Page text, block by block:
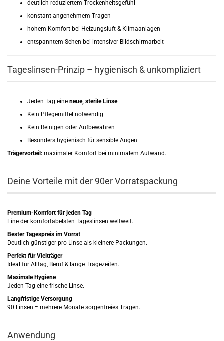
deutlich reduziertem Trockenheitsgefühl
konstant angenehmem Tragen
hohem Komfort bei Heizungsluft & Klimaanlagen
entspanntem Sehen bei intensiver Bildschirmarbeit
Tageslinsen-Prinzip – hygienisch & unkompliziert
Jeden Tag eine neue, sterile Linse
Kein Pflegemittel notwendig
Kein Reinigen oder Aufbewahren
Besonders hygienisch für sensible Augen
Trägervorteil: maximaler Komfort bei minimalem Aufwand.
Deine Vorteile mit der 90er Vorratspackung
Premium-Komfort für jeden Tag
Eine der komfortabelsten Tageslinsen weltweit.
Bester Tagespreis im Vorrat
Deutlich günstiger pro Linse als kleinere Packungen.
Perfekt für Vielträger
Ideal für Alltag, Beruf & lange Tragezeiten.
Maximale Hygiene
Jeden Tag eine frische Linse.
Langfristige Versorgung
90 Linsen = mehrere Monate sorgenfreies Tragen.
Anwendung